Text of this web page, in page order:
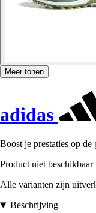
Meer tonen
adidas
Boost je prestaties op
Product niet beschikbaar
Alle varianten zijn
Beschrijving